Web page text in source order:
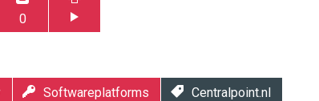
0
Softwareplatforms Centralpoint.nl